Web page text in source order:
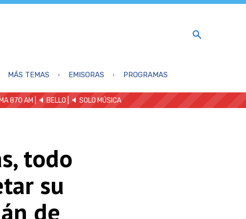
MÁS TEMAS EMISORAS PROGRAMAS
870 AM | 🔈 BELLO 🔈 SOLO MÚSICA
todo
su
de